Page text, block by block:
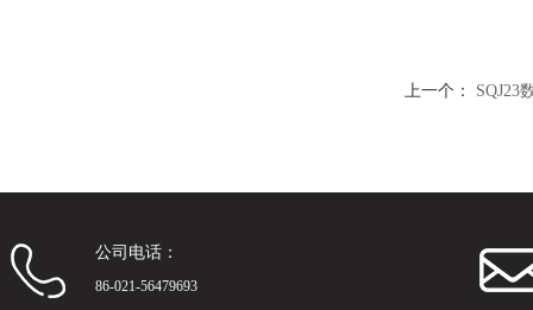
上一个： SQJ23
公司电话：
86-021-56479693